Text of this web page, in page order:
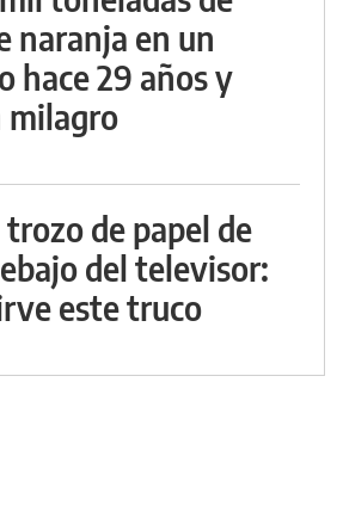
naranja en un
hace 29 años y
milagro
trozo de papel de
del televisor:
este truco